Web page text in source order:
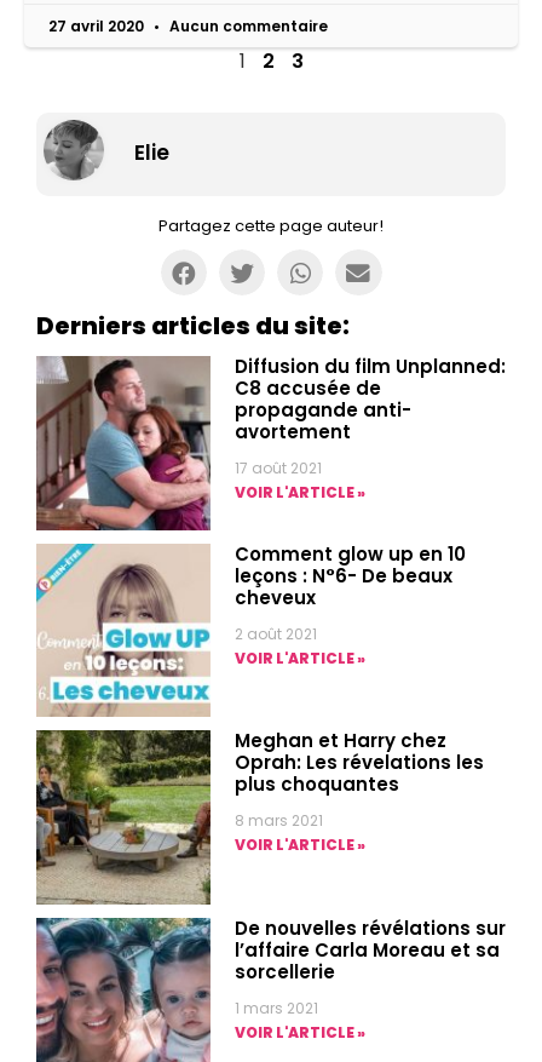
27 avril 2020 Aucun commentaire
1 2 3
Elie
Partagez cette page auteur!
Derniers articles du site:
Diffusion du film Unplanned:
C8 accusée de
propagande anti-
avortement
17 août 2021
VOIR L'ARTICLE »
Comment glow up en 10
leçons : N°6- De beaux
cheveux
2 août 2021
VOIR L'ARTICLE »
Meghan et Harry chez
Oprah: Les révelations les
plus choquantes
8 mars 2021
VOIR L'ARTICLE »
De nouvelles révélations sur
l’affaire Carla Moreau et sa
sorcellerie
1 mars 2021
VOIR L'ARTICLE »